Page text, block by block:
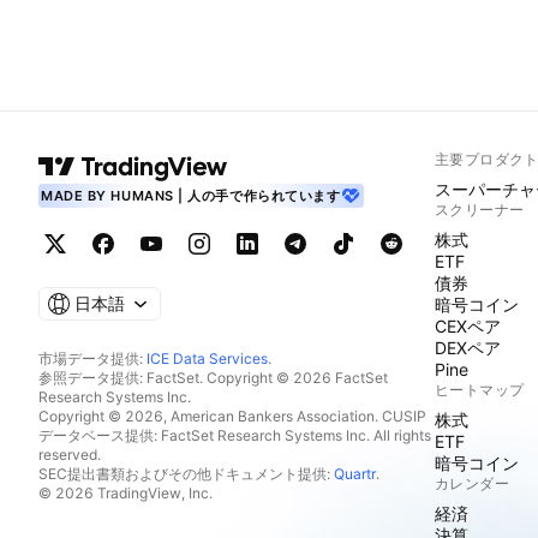
MADE BY HUMANS | 人の手で作られています
日本語
市場データ提供: ICE Data Services.
参照データ提供: FactSet. Copyright © 2026 FactSet
Research Systems Inc.
Copyright © 2026, American Bankers Association. CUSIP
データベース提供: FactSet Research Systems Inc. All rights
reserved.
SEC提出書類およびその他ドキュメント提供: Quartr.
© 2026 TradingView, Inc.
主要プロダクト
スーパーチ
スクリーナー
株式
ETF
債券
暗号コイン
CEXペア
DEXペア
Pine
ヒートマップ
株式
ETF
暗号コイン
カレンダー
経済